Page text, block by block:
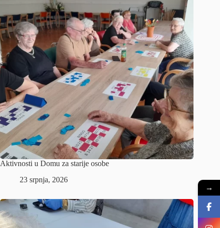
Aktivnosti u Domu za starije osobe
23 srpnja, 2026
→